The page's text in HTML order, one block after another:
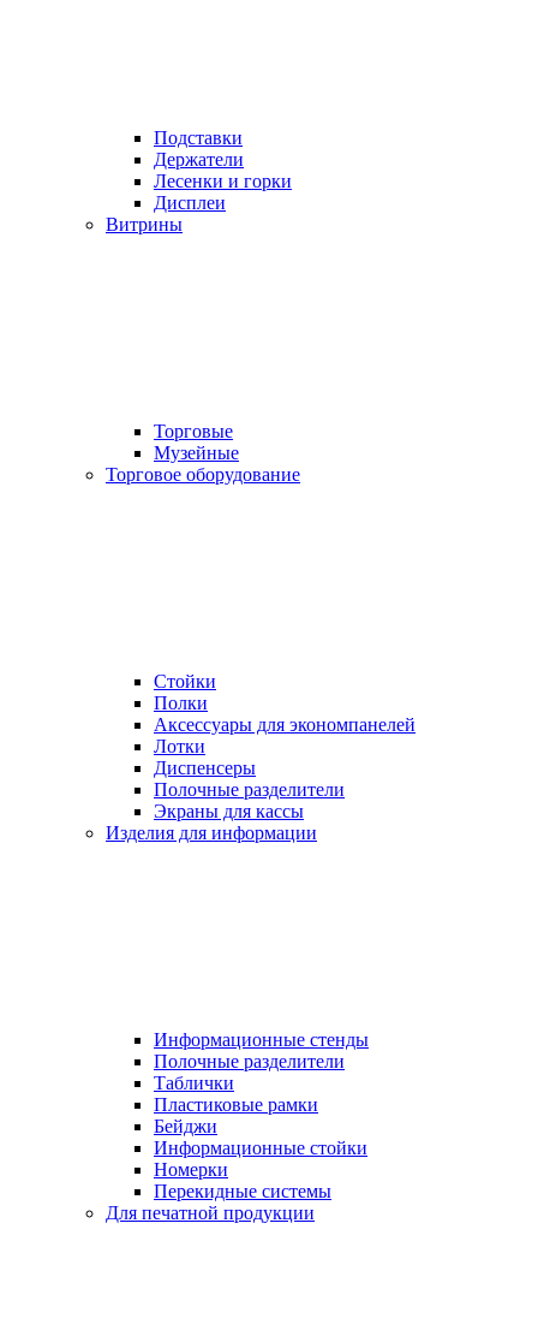
Подставки
Держатели
Лесенки и горки
Дисплеи
Витрины
Торговые
Музейные
Торговое оборудование
Стойки
Полки
Аксессуары для экономпанелей
Лотки
Диспенсеры
Полочные разделители
Экраны для кассы
Изделия для информации
Информационные стенды
Полочные разделители
Таблички
Пластиковые рамки
Бейджи
Информационные стойки
Номерки
Перекидные системы
Для печатной продукции